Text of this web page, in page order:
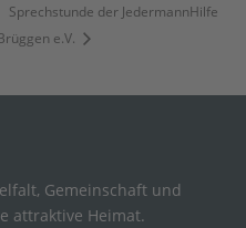
Sprechstunde der JedermannHilfe
e.V.
Gemeinschaft und
attraktive Heimat.